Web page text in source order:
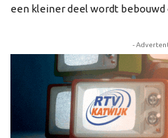
een kleiner deel wordt
-